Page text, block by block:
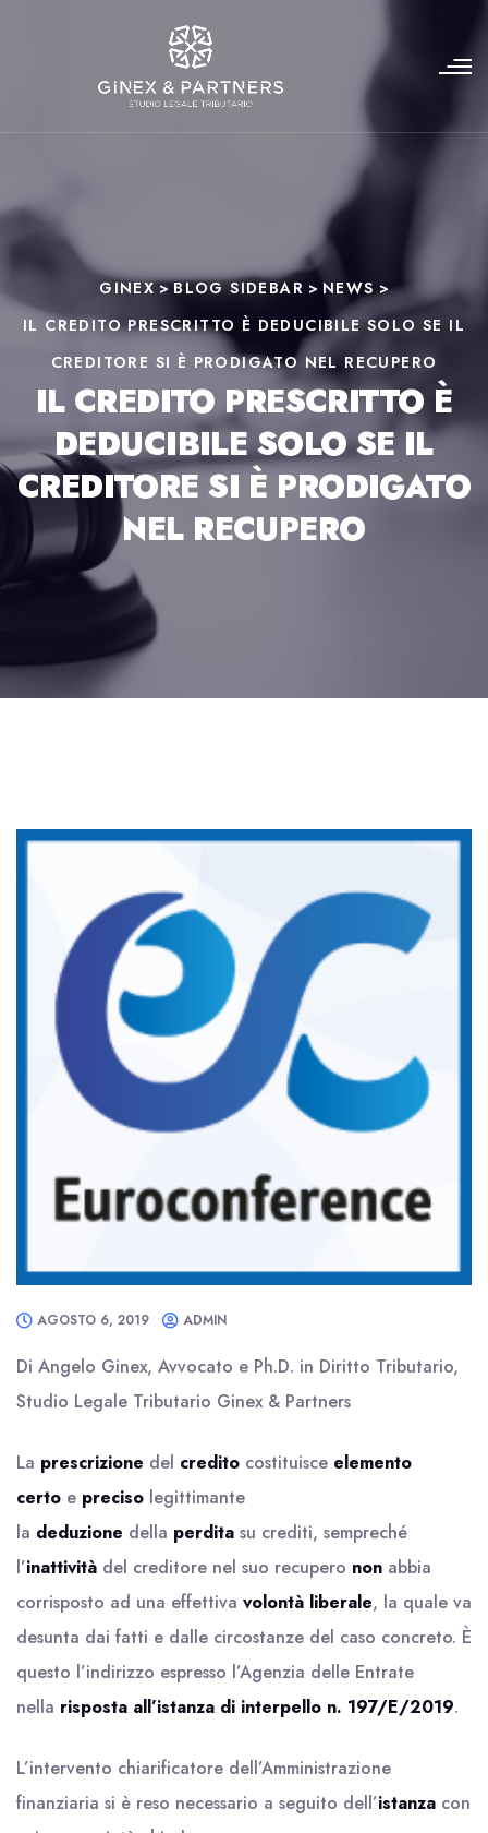
GINEX>BLOG SIDEBAR > NEWS >
IL CREDITO PRESCRITTO È DEDUCIBILE SOLO SE IL
CREDITORE SI È PRODIGATO NEL RECUPERO
IL CREDITO PRESCRITTO È
DEDUCIBILE SOLO SE IL
CREDITORE SI È PRODIGATO
NEL RECUPERO
AGOSTO 6, 2019 ADMIN
Di Angelo Ginex, Avvocato e Ph.D. in Diritto Tributario,
Studio Legale Tributario Ginex & Partners
La prescrizione del credito costituisce elemento
certo e preciso legittimante
la deduzione della perdita su crediti, sempreché
l’inattività del creditore nel suo recupero non abbia
corrisposto ad una effettiva volontà liberale, la quale va
desunta dai fatti e dalle circostanze del caso concreto. È
questo l’indirizzo espresso l’Agenzia delle Entrate
nella risposta all’istanza di interpello n. 197/E/2019.
L’intervento chiarificatore dell’Amministrazione
finanziaria si è reso necessario a seguito dell’istanza con